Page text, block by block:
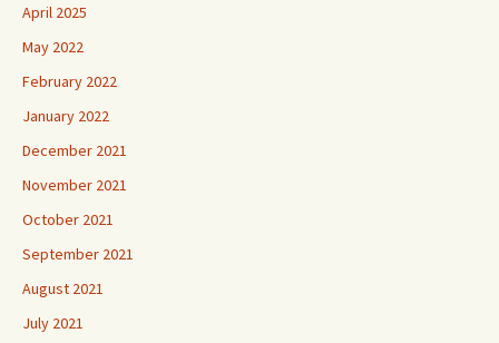
April 2025
May 2022
February 2022
January 2022
December 2021
November 2021
October 2021
September 2021
August 2021
July 2021